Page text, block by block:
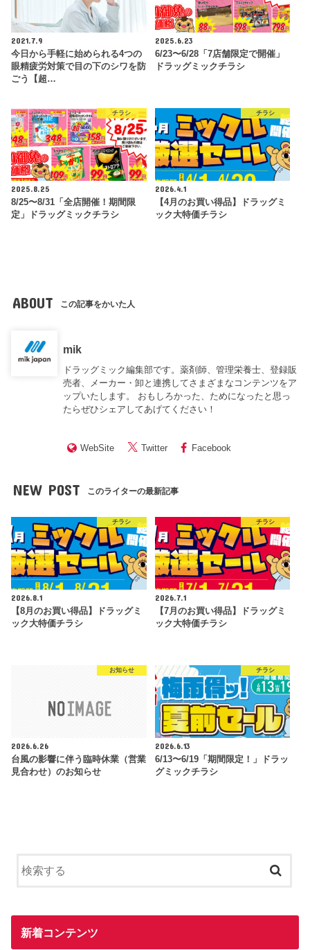
2021.7.9
今日から手軽に始められる4つの
眼精疲労対策で目の下のシワを防
ごう【超…
2025.6.23
6/23〜6/28「7店舗限定で開催」
ドラッグミックチラシ
チラシ
2025.8.25
8/25〜8/31「全店開催！期間限
定」ドラッグミックチラシ
チラシ
2026.4.1
【4月のお買い得品】ドラッグミ
ック大特価チラシ
ABOUT この記事をかいた人
mik
ドラッグミック編集部です。薬剤師、管理栄養士、登録販
売者、メーカー・卸と連携してさまざまなコンテンツをア
ップいたします。 おもしろかった、ためになったと思っ
たらぜひシェアしてあげてください！
WebSite Twitter Facebook
NEW POST このライターの最新記事
チラシ
2026.8.1
【8月のお買い得品】ドラッグミ
ック大特価チラシ
チラシ
2026.7.1
【7月のお買い得品】ドラッグミ
ック大特価チラシ
お知らせ
2026.6.26
台風の影響に伴う臨時休業（営業
見合わせ）のお知らせ
チラシ
2026.6.13
6/13〜6/19「期間限定！」ドラッ
グミックチラシ
新着コンテンツ